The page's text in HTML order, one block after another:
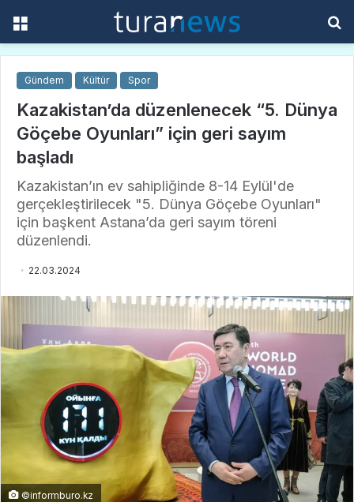
Gündem Kültür Spor
Kazakistan’da düzenlenecek “5. Dünya
Göçebe Oyunları” için geri sayım
başladı
Kazakistan’ın ev sahipliğinde 8-14 Eylül'de
gerçekleştirilecek "5. Dünya Göçebe Oyunları"
için başkent Astana’da geri sayım töreni
düzenlendi.
22.03.2024
©informburo.kz